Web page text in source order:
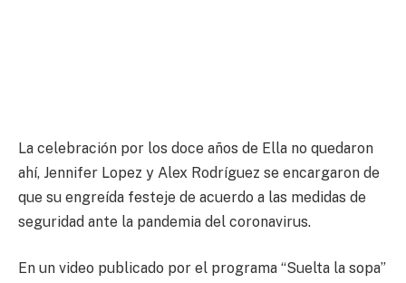
La celebración por los doce años de Ella no quedaron
ahí, Jennifer Lopez y Alex Rodríguez se encargaron de
que su engreída festeje de acuerdo a las medidas de
seguridad ante la pandemia del coronavirus.
En un video publicado por el programa “Suelta la sopa”